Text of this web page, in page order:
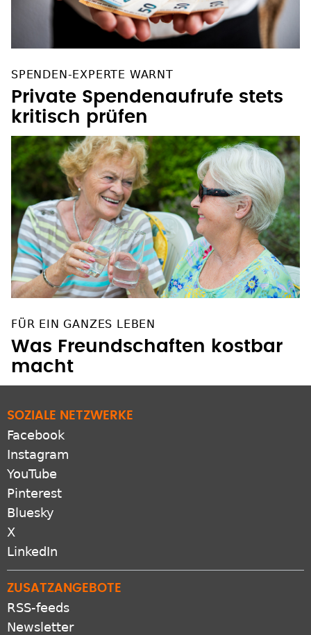
SPENDEN-EXPERTE WARNT
Private Spendenaufrufe stets
kritisch prüfen
FÜR EIN GANZES LEBEN
Was Freundschaften kostbar
macht
SOZIALE NETZWERKE
Facebook
Instagram
YouTube
Pinterest
Bluesky
X
LinkedIn
ZUSATZANGEBOTE
RSS-feeds
Newsletter